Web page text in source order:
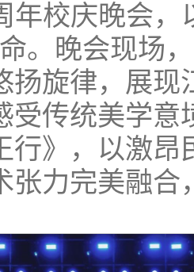
年校庆晚会
。晚会现场
扬旋律，展现
受传统美学意
行》，以激昂
张力完美融